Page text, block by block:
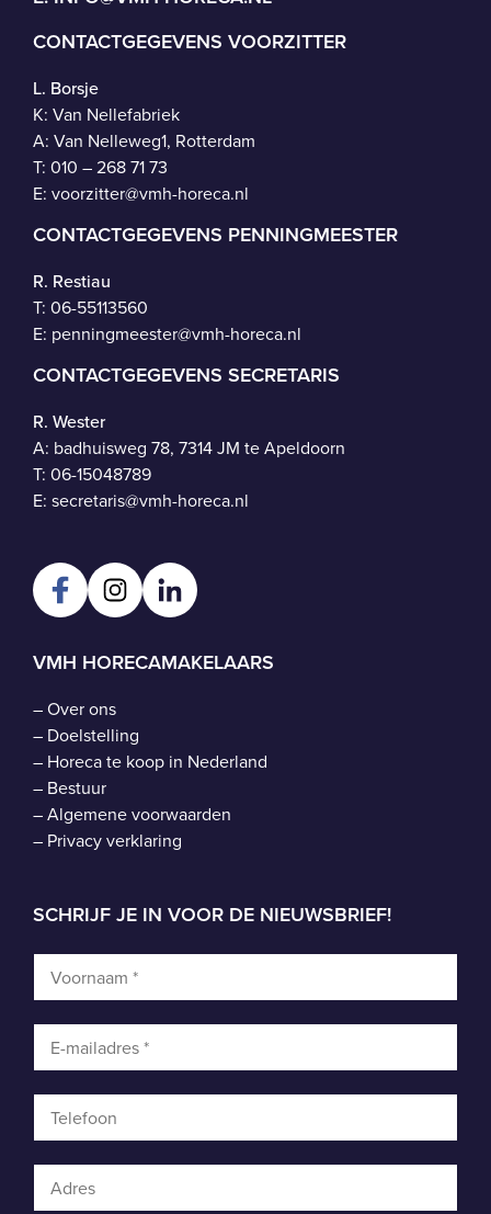
CONTACTGEGEVENS VOORZITTER
L. Borsje
K: Van Nellefabriek
A: Van Nelleweg1, Rotterdam
T: 010 – 268 71 73
E: voorzitter@vmh-horeca.nl
CONTACTGEGEVENS PENNINGMEESTER
R. Restiau
T: 06-55113560
E: penningmeester@vmh-horeca.nl
CONTACTGEGEVENS SECRETARIS
R. Wester
A: badhuisweg 78, 7314 JM te Apeldoorn
T: 06-15048789
E: secretaris@vmh-horeca.nl
VMH HORECAMAKELAARS
–Over ons
– Doelstelling
– Horeca te koop in Nederland
– Bestuur
–Algemene voorwaarden
– Privacy verklaring
SCHRIJF JE IN VOOR DE NIEUWSBRIEF!